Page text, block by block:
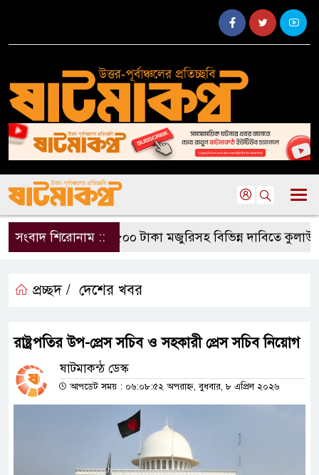
সংবাদ শিরোনাম ::৫০০ টাকা মজুরিসহ বিভিন্ন দাবিতে
প্রচ্ছদ / দেশের খবর
রাষ্ট্রপতির উপ-প্রেস সচিব ও সহকারী প্রেস সচিব নিয়োগ
ষাটমাকন্ঠ ডেস্ক
আপডেট সময় : ০৬:০৮:৫২ অপরাহ্ন, বুধবার, ৮ এপ্রিল ২০২৬